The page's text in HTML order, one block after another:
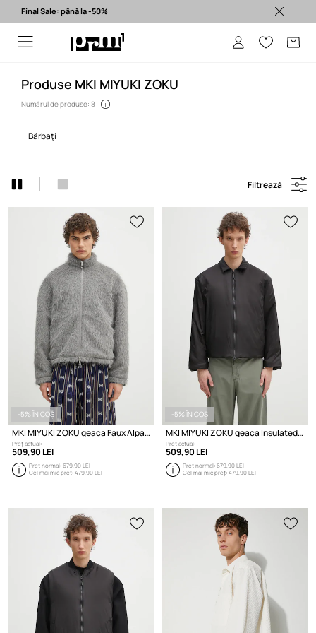
Final Sale: până la -50%
Produse MKI MIYUKI ZOKU
Numărul de produse: 8
bărbaţi
Filtrează
-5% ÎN COȘ
MKI MIYUKI ZOKU geaca Faux Alpaca Track Jacket
Preț actual:
509,90 LEI
Preț normal:679,90 LEI
Cel mai mic preț:479,90 LEI
-5% ÎN COȘ
MKI MIYUKI ZOKU geaca Insulated Loft Rider Jacket
Preț actual:
509,90 LEI
Preț normal:679,90 LEI
Cel mai mic preț:479,90 LEI